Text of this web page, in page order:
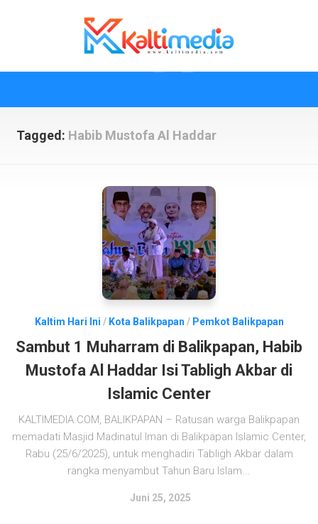
Tagged: Habib Mustofa Al Haddar
Kaltim Hari Ini / Kota Balikpapan / Pemkot Balikpapan
Sambut 1 Muharram di Balikpapan, Habib
Mustofa Al Haddar Isi Tabligh Akbar di
Islamic Center
KALTIMEDIA.COM, BALIKPAPAN – Ratusan warga Balikpapan
memadati Masjid Madinatul Iman di Balikpapan Islamic Center,
Rabu (25/6/2025), untuk menghadiri Tabligh Akbar dalam
rangka menyambut Tahun Baru Islam...
Juni 25, 2025